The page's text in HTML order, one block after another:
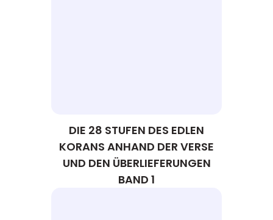
DIE 28 STUFEN DES EDLEN
KORANS ANHAND DER VERSE
UND DEN ÜBERLIEFERUNGEN
BAND 1